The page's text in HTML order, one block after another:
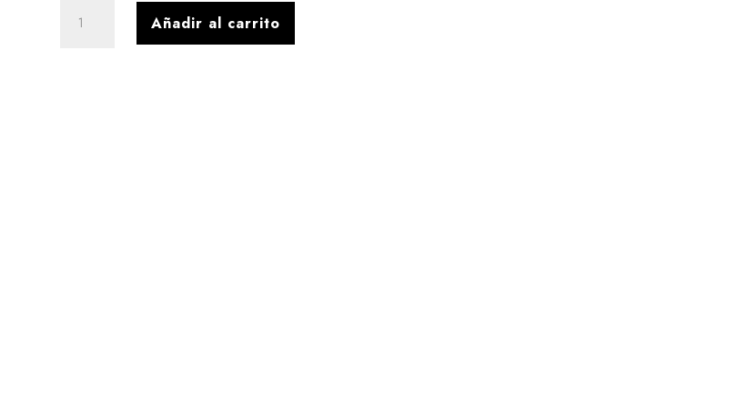
CUERO
Añadir al carrito